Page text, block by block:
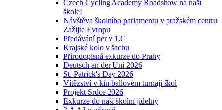
Czech Cycling Academy Roadshow na naší
škole!
Návštěva školního parlamentu v pražském centru
Zažijte Evropu
Předávání per v 1.C
Krajské kolo v šachu
Přírodopisná exkurze do Prahy
Deutsch an der Uni 2026
St. Patrick's Day 2026
Vítězství v kin-ballovém turnaji škol
Projekt Srdce 2026
Exkurze do naší školní jídelny